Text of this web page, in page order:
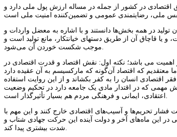
اقتصادی در کشور از جمله در مساله ارزش پول ملی دارد و
99 را وجود موانع و همچنین حمایت نشدن تولید در همه بخش‌ها دانستند و با اشاره به معضل واردات و
یا قاچاق آن از طریق دستهای خیانتکار، مانع تولید است و
می باشد؛ نکته اول: نقش اقتصاد و قدرت اقتصادی در
که اقتصاد آن‌گونه که مارکسیسم به آن عقیده دارد
اقتصادی انسان را به کفر بکشاند و از این روایت استفاده
مهمی که در اقتدار مادی یک جامعه دارد در تحکیم وضعیت
تحریم‌ها و آسیب‌های اقتصادی خارج کنند و این مهم با
در این ماه‌های آخر و دولت آینده این حرکت جهادی شتاب و